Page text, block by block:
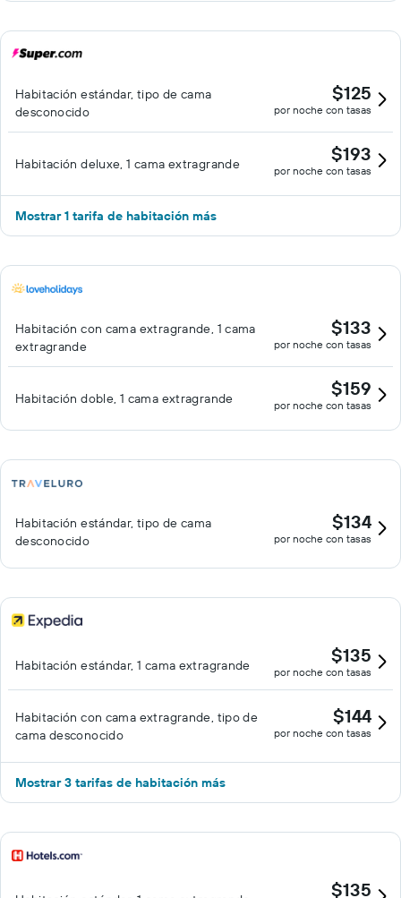
Habitación estándar, tipo de cama
desconocido
$125
por noche con tasas
Habitación deluxe, 1 cama extragrande $193
por noche con tasas
Mostrar 1 tarifa de habitación más
Habitación con cama extragrande, 1 cama
extragrande
$133
por noche con tasas
Habitación doble, 1 cama extragrande $159
por noche con tasas
Habitación estándar, tipo de cama
desconocido
$134
por noche con tasas
Habitación estándar, 1 cama extragrande $135
por noche con tasas
Habitación con cama extragrande, tipo de
cama desconocido
$144
por noche con tasas
Mostrar 3 tarifas de habitación más
$135